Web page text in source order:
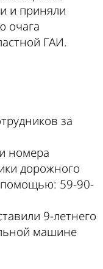
и приняли
очага
ГАИ.
за
номера
дорожного
помощью: 59-90-
9-летнего
машине